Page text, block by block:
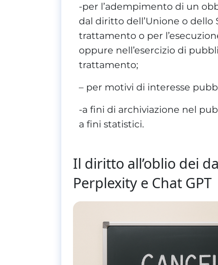
-per l’adempimento di un
dal diritto dell’Unione o
trattamento o per
oppure nell’esercizio di
trattamento;
– per motivi di interesse
-a fini di archiviazione nel
a fini statistici.
Il diritto all’oblio dei
Perplexity e Chat GPT